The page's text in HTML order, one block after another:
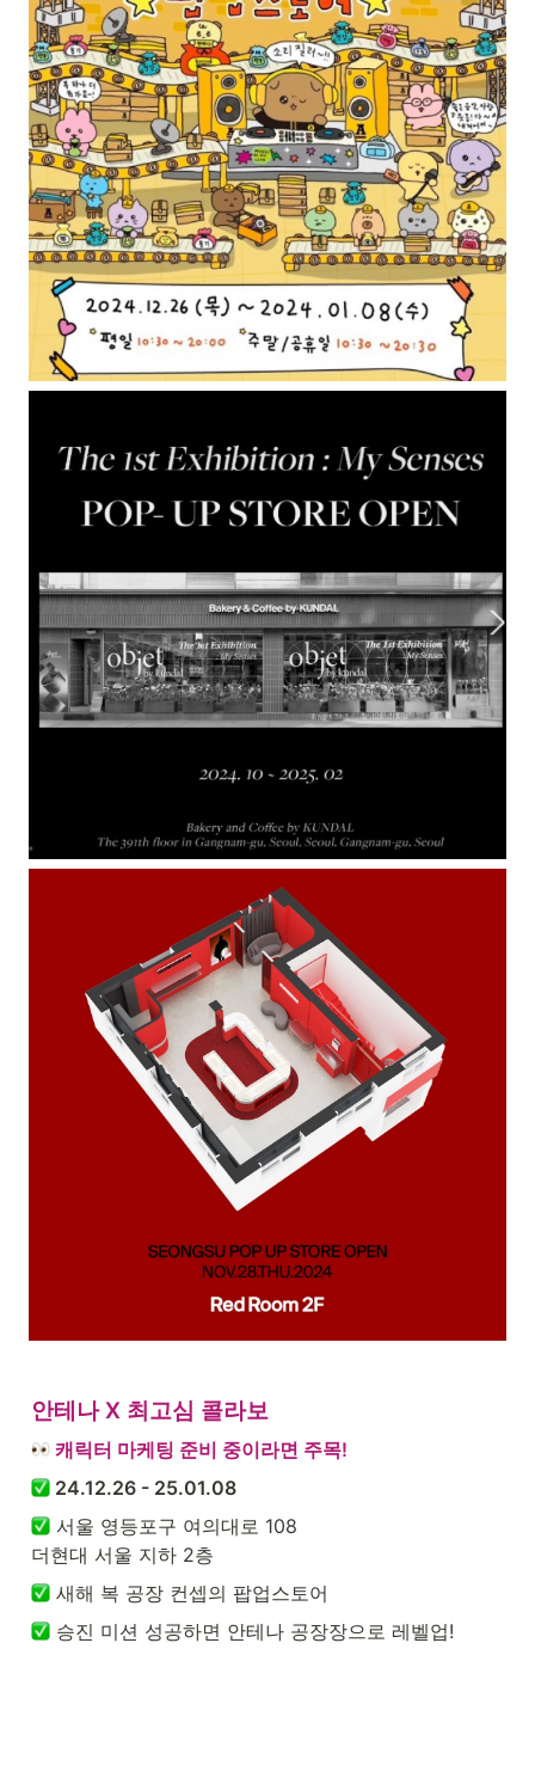
안테나 X 최고심 콜라보
캐릭터 마케팅 준비 중이라면 주목!
24.12.26 - 25.01.08
서울 영등포구 여의대로 108
더현대 서울 지하 2층
새해 복 공장 컨셉의 팝업스토어
승진 미션 성공하면 안테나 공장장으로 레벨업!